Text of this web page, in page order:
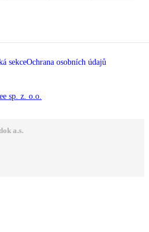
sekceOchrana osobních údajů
sp. z. o.o.
a.s.